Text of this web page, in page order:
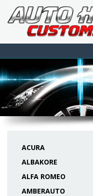
ACURA
ALBAKORE
ALFA ROMEO
AMBERAUTO